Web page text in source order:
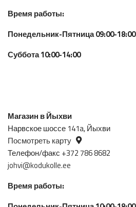
Время работы:
Понедельник-Пятница 09:00-18:00
Суббота 10:00-14:00
Магазин в Йыхви
Нарвское шоссе 141a, Йыхви
Посмотреть карту
Телефон/факс +372 786 8682
johvi@kodukolle.ee
Время работы: